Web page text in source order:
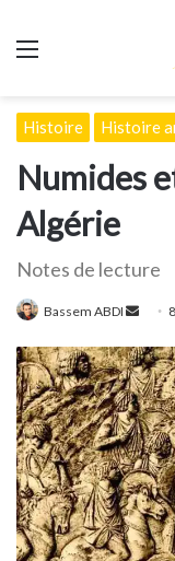
Menu
Histoire Histoire
Numides
Algérie
Notes de lecture
Bassem ABDI